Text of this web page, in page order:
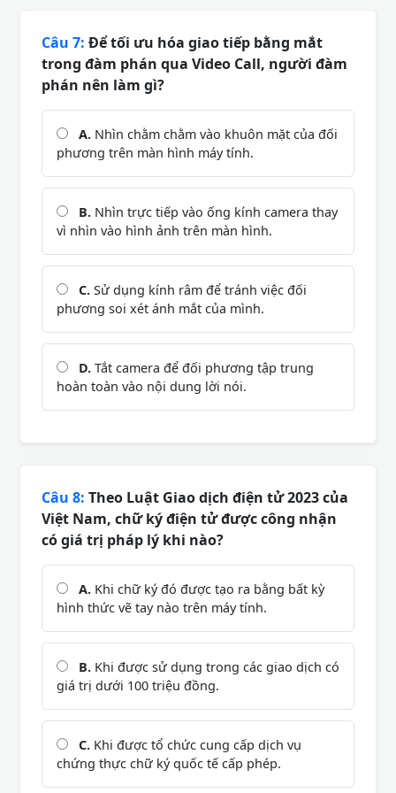
Câu 7: Để tối ưu hóa giao tiếp bằng mắt
trong đàm phán qua Video Call, người đàm
phán nên làm gì?
A. Nhìn chằm chằm vào khuôn mặt của đối
phương trên màn hình máy tính.
B. Nhìn trực tiếp vào ống kính camera thay
vì nhìn vào hình ảnh trên màn hình.
C. Sử dụng kính râm để tránh việc đối
phương soi xét ánh mắt của mình.
D. Tắt camera để đối phương tập trung
hoàn toàn vào nội dung lời nói.
Câu 8: Theo Luật Giao dịch điện tử 2023 của
Việt Nam, chữ ký điện tử được công nhận
có giá trị pháp lý khi nào?
A. Khi chữ ký đó được tạo ra bằng bất kỳ
hình thức vẽ tay nào trên máy tính.
B. Khi được sử dụng trong các giao dịch có
giá trị dưới 100 triệu đồng.
C. Khi được tổ chức cung cấp dịch vụ
chứng thực chữ ký quốc tế cấp phép.